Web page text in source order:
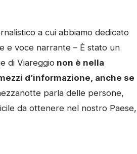
a cui abbiamo dedicato
e voce narrante – È stato un
di Viareggio non è nella
d’informazione, anche se
parla delle persone,
da ottenere nel nostro Paese,